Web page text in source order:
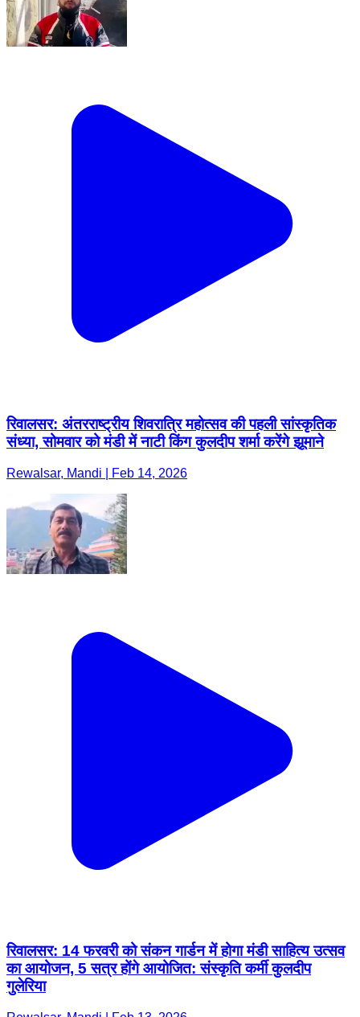
रिवालसर: अंतरराष्ट्रीय शिवरात्रि महोत्सव की पहली सांस्कृतिक
संध्या, सोमवार को मंडी में नाटी किंग कुलदीप शर्मा करेंगे झूमाने
Rewalsar, Mandi | Feb 14, 2026
रिवालसर: 14 फरवरी को संकन गार्डन में होगा मंडी साहित्य उत्सव
का आयोजन, 5 सत्र होंगे आयोजित: संस्कृति कर्मी कुलदीप
गुलेरिया